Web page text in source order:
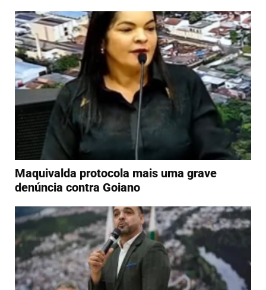
Maquivalda protocola mais uma grave
denúncia contra Goiano